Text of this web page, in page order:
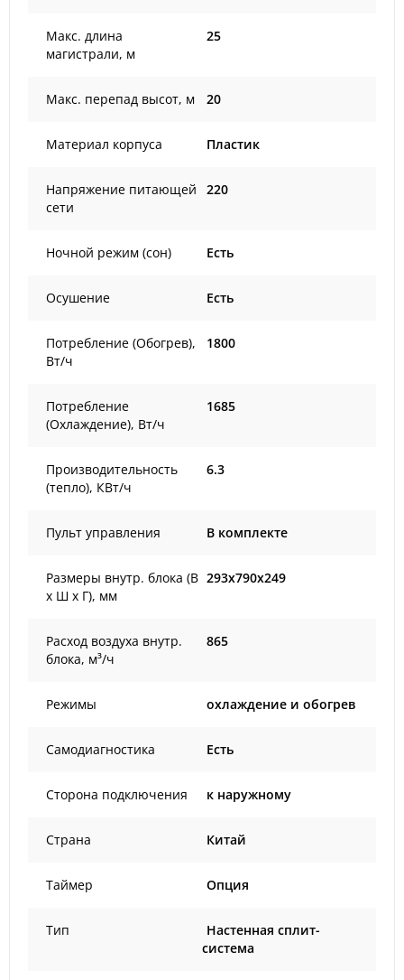
Макс. длина
магистрали, м
25
Макс. перепад высот, м 20
Материал корпуса Пластик
Напряжение питающей
сети
220
Ночной режим (сон) Есть
Осушение Есть
Потребление (Обогрев),
Вт/ч
1800
Потребление
(Охлаждение), Вт/ч
1685
Производительность
(тепло), КВт/ч
6.3
Пульт управления В комплекте
Размеры внутр. блока (В
х Ш х Г), мм
293x790x249
Расход воздуха внутр.
блока, м³/ч
865
Режимы охлаждение и обогрев
Самодиагностика Есть
Сторона подключения к наружному
Страна Китай
Таймер Опция
Тип
Настенная сплит-
система